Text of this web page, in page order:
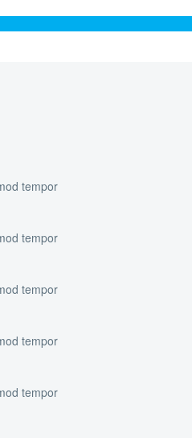
tempor
tempor
tempor
tempor
tempor